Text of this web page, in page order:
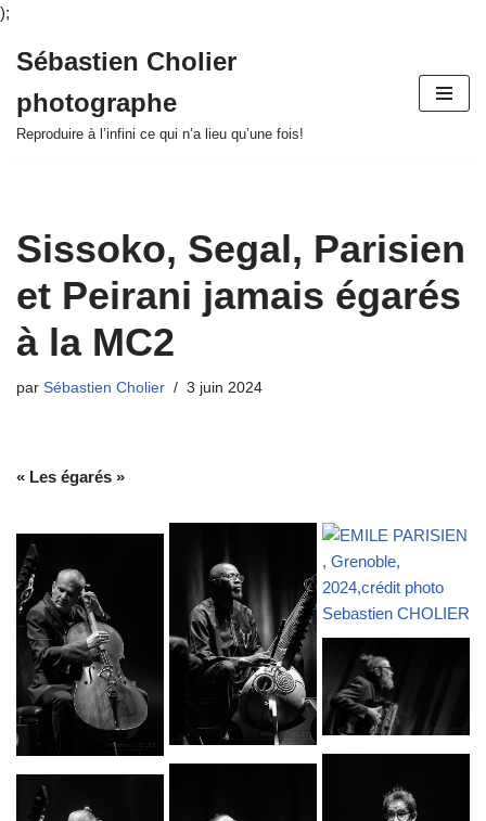
);
au
contenu
Sébastien Cholier
photographe
Reproduire à l’infini ce qui n’a lieu qu’une fois!
Sissoko, Segal, Parisien
et Peirani jamais égarés
à la MC2
par Sébastien Cholier 3 juin 2024
« Les égarés »